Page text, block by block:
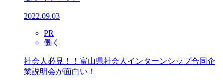
2022.09.03
PR
働く
社会人必見！！富山県社会人インターンシップ合同企
業説明会が面白い！